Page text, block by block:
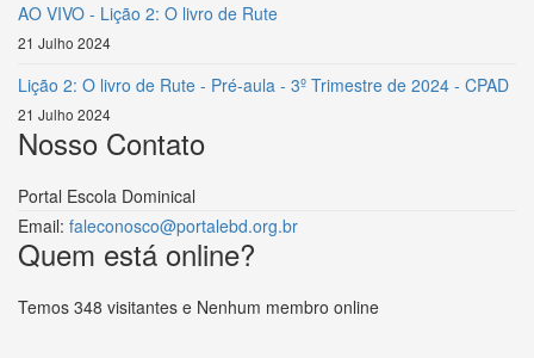
AO VIVO - Lição 2: O livro de Rute
21 Julho 2024
Lição 2: O livro de Rute - Pré-aula - 3º Trimestre de 2024 - CPAD
21 Julho 2024
Nosso Contato
Portal Escola Dominical
Email: faleconosco@portalebd.org.br
Quem está online?
Temos 348 visitantes e Nenhum membro online